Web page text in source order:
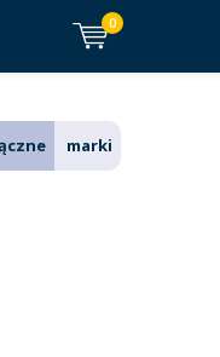
0
marki